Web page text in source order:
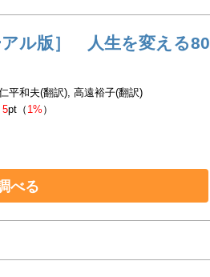
アル版］ 人生を変える80
平和夫(翻訳), 高遠裕子(翻訳)
5pt（ 1% ）
べる